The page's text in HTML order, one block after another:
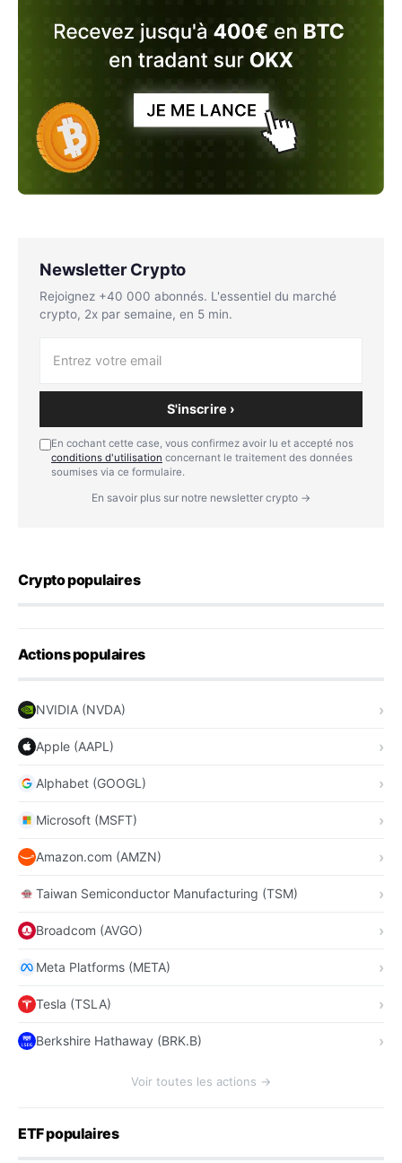
Newsletter Crypto
Rejoignez +40 000 abonnés. L'essentiel du marché
crypto, 2x par semaine, en 5 min.
S'inscrire ›
En cochant cette case, vous confirmez avoir lu et accepté nos
conditions d'utilisation concernant le traitement des données
soumises via ce formulaire.
En savoir plus sur notre newsletter crypto →
Crypto populaires
Actions populaires
NVIDIA (NVDA)
Apple (AAPL)
Alphabet (GOOGL)
Microsoft (MSFT)
Amazon.com (AMZN)
Taiwan Semiconductor Manufacturing (TSM)
Broadcom (AVGO)
Meta Platforms (META)
Tesla (TSLA)
Berkshire Hathaway (BRK.B)
Voir toutes les actions →
ETF populaires